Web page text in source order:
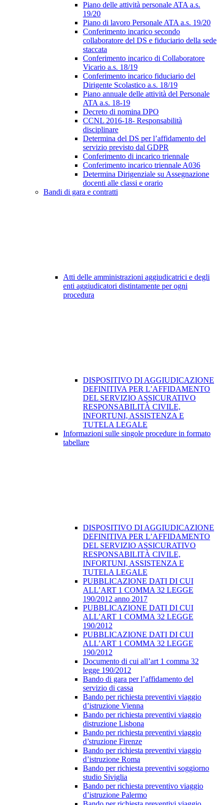
Piano delle attività personale ATA a.s.
19/20
Piano di lavoro Personale ATA a.s. 19/20
Conferimento incarico secondo
collaboratore del DS e fiduciario della sede
staccata
Conferimento incarico di Collaboratore
Vicario a.s. 18/19
Conferimento incarico fiduciario del
Dirigente Scolastico a.s. 18/19
Piano annuale delle attività del Personale
ATA a.s. 18-19
Decreto di nomina DPO
CCNL 2016-18- Responsabilità
disciplinare
Determina del DS per l’affidamento del
servizio previsto dal GDPR
Conferimento di incarico triennale
Conferimento incarico triennale A036
Determina Dirigenziale su Assegnazione
docenti alle classi e orario
Bandi di gara e contratti
Atti delle amministrazioni aggiudicatrici e degli
enti aggiudicatori distintamente per ogni
procedura
DISPOSITIVO DI AGGIUDICAZIONE
DEFINITIVA PER L’AFFIDAMENTO
DEL SERVIZIO ASSICURATIVO
RESPONSABILITÀ CIVILE,
INFORTUNI, ASSISTENZA E
TUTELA LEGALE
Informazioni sulle singole procedure in formato
tabellare
DISPOSITIVO DI AGGIUDICAZIONE
DEFINITIVA PER L’AFFIDAMENTO
DEL SERVIZIO ASSICURATIVO
RESPONSABILITÀ CIVILE,
INFORTUNI, ASSISTENZA E
TUTELA LEGALE
PUBBLICAZIONE DATI DI CUI
ALL’ART 1 COMMA 32 LEGGE
190/2012 anno 2017
PUBBLICAZIONE DATI DI CUI
ALL’ART 1 COMMA 32 LEGGE
190/2012
PUBBLICAZIONE DATI DI CUI
ALL’ART 1 COMMA 32 LEGGE
190/2012
Documento di cui all’art 1 comma 32
legge 190/2012
Bando di gara per l’affidamento del
servizio di cassa
Bando per richiesta preventivi viaggio
d’istruzione Vienna
Bando per richiesta preventivi viaggio
distruzione Lisbona
Bando per richiesta preventivi viaggio
d’struzione Firenze
Bando per richiesta preventivi viaggio
d’istruzione Roma
Bando per richiesta preventivi soggiorno
studio Siviglia
Bando per richiesta preventivo viaggio
d’istruzione Palermo